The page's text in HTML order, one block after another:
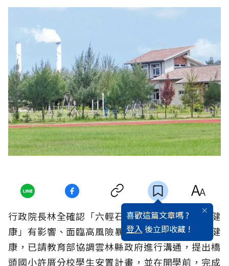
喜歡這篇文章嗎 ?
登入 後立即收藏 !
行政院長林全確認「六輕石化工業區對附近學童健
康」有影響、面臨高風險暴露的危害，考量學童健
康，已請教育部協調雲林縣政府進行溝通，提出橋
頭國小許厝分校學生安置計畫，並在開學前，完成